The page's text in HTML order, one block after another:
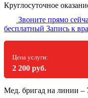
Круглосуточное
Звоните прямо
бесплатный Запись к
Цена услуги:
2 200 руб.
Мед. бригад на линии –